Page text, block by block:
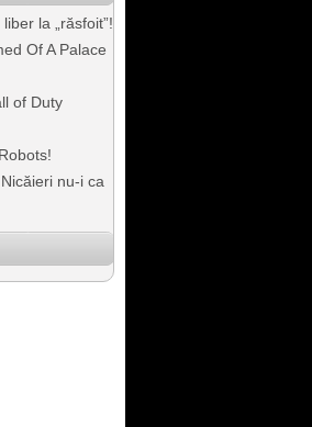
la „răsfoit”!
Of A Palace
of Duty
nu-i ca